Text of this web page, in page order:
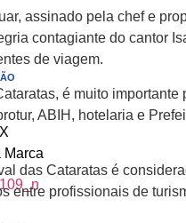
Marca
assinado pela chef e
contagiante do cantor
de viagem.
é muito
ABIH, hotelaria e
das Cataratas é
entre profissionais de